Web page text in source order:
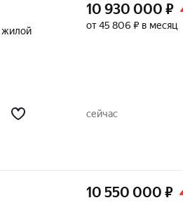
жилой
10 930 000 ₽
от 45 806 ₽ в месяц
сейчас
10 550 000 ₽